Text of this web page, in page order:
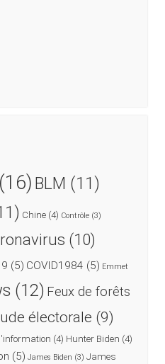
(16) BLM (11)
Chine(4) Contrôle(3)
(10)
(5) COVID1984 (5) Emmet
(12) Feux de forêts
électorale (9)
(4) Hunter Biden (4)
(5) James Biden (3) James